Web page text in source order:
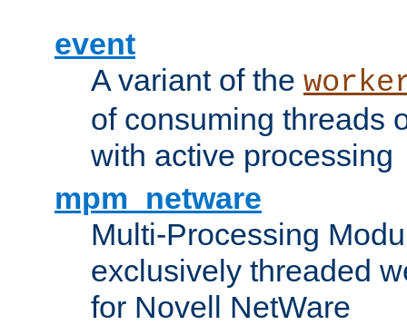
event
A variant of the
of consuming threads
with active processing
mpm_netware
Multi-Processing
exclusively threaded
for Novell NetWare